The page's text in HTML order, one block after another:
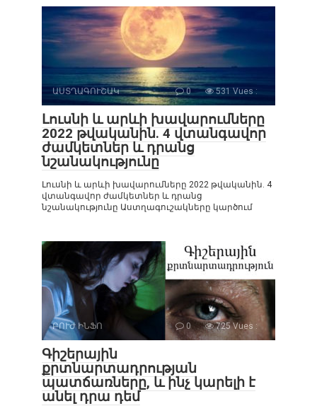
ԱՍՏՂԱԳՈՒՇԱԿ 0 531 Vues :
Լուսնի և արևի խավարումները
2022 թվականին. 4 վտանգավոր
ժամկետներ և դրանց
նշանակությունը
Լուսնի և արևի խավարումները 2022 թվականին. 4
վտանգավոր ժամկետներ և դրանց
նշանակությունը Աստղագուշակները կարծում
ԲՈՒԺ ԻՆՖՈ 0 725 Vues :
Գիշերային
քրտնարտադրության
պատճառները, և ինչ կարելի է
անել դրա դեմ